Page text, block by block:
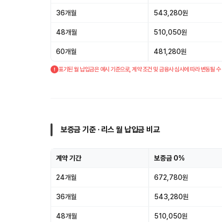
36개월 543,280원
48개월 510,050원
60개월 481,280원
표기된 월 납입금은 예시 기준으로, 계약 조건 및 금융사 심사에 따라 변동될 수
보증금 기준 · 리스 월 납입금 비교
계약 기간 보증금 0%
24개월 672,780원
36개월 543,280원
48개월 510,050원